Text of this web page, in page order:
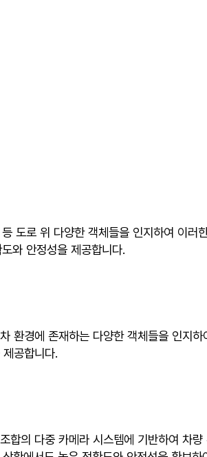
도로 위 다양한 객체들을 인지하여 이
와 안정성을 제공합니다.
경에 존재하는 다양한 객체들을 인지
공합니다.
의 다중 카메라 시스템에 기반하여 차